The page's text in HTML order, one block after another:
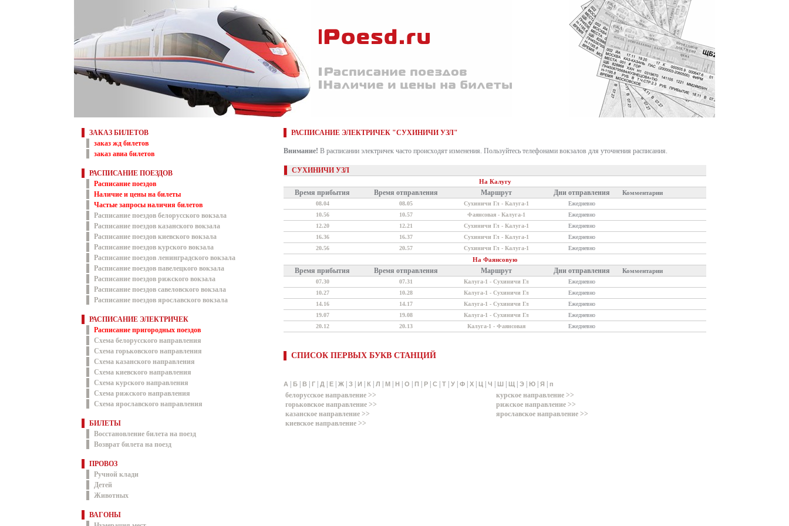
ЗАКАЗ БИЛЕТОВ
заказ жд билетов
заказ авиа билетов
РАСПИСАНИЕ ПОЕЗДОВ
Расписание поездов
Наличие и цены на билеты
Частые запросы наличия билетов
Расписание поездов белорусского вокзала
Расписание поездов казанского вокзала
Расписание поездов киевского вокзала
Расписание поездов курского вокзала
Расписание поездов ленинградского вокзала
Расписание поездов павелецкого вокзала
Расписание поездов рижского вокзала
Расписание поездов савеловского вокзала
Расписание поездов ярославского вокзала
РАСПИСАНИЕ ЭЛЕКТРИЧЕК
Расписание пригородных поездов
Схема белорусского направления
Схема горьковского направления
Схема казанского направления
Схема киевского направления
Схема курского направления
Схема рижского направления
Схема ярославского направления
БИЛЕТЫ
Восстановление билета на поезд
Возврат билета на поезд
ПРОВОЗ
Ручной клади
Детей
Животных
ВАГОНЫ
РАСПИСАНИЕ ЭЛЕКТРИЧЕК "СУХИНИЧИ УЗЛ"
Внимание! В расписании электричек часто происходят изменения. Пользуйтесь телефонами вокзалов для уточнения расписания.
СУХИНИЧИ УЗЛ
На Калугу
Время прибытия Время отправления Маршрут Дни отправления Комментарии
08.04 08.05 Сухиничи Гл - Калуга-1
Ежедневно
10.56
10.57 Фаянсовая - Калуга-1
Ежедневно
12.20
12.21 Сухиничи Гл - Калуга-1
Ежедневно
16.36
16.37 Сухиничи Гл - Калуга-1
Ежедневно
20.56
20.57 Сухиничи Гл - Калуга-1 Ежедневно
На Фаянсовую
Время прибытия Время отправления Маршрут Дни отправления Комментарии
07.30 07.31 Калуга-1 - Сухиничи Гл
Ежедневно
10.27
10.28 Калуга-1 - Сухиничи Гл
Ежедневно
14.16
14.17 Калуга-1 - Сухиничи Гл
Ежедневно
19.07
19.08 Калуга-1 - Сухиничи Гл
Ежедневно
20.12
20.13 Калуга-1 - Фаянсовая Ежедневно
СПИСОК ПЕРВЫХ БУКВ СТАНЦИЙ
А Б В Г Д Е Ж З И К Л М Н О П Р С Т У Ф Х Ц Ч Ш Щ Э Ю Я п
белорусское направление >>
горьковское направление >>
казанское направление >>
киевское направление >>
курское направление >>
рижское направление >>
ярославское направление >>